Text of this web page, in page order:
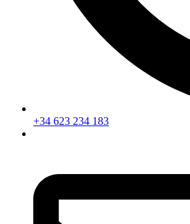
+34 623 234 183